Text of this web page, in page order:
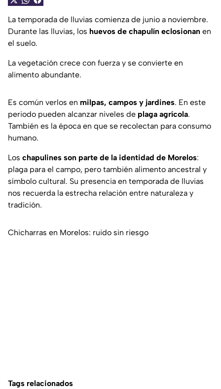
La temporada de lluvias comienza de junio a noviembre.
Durante las lluvias, los huevos de chapulín eclosionan en
el suelo.
La vegetación crece con fuerza y se convierte en
alimento abundante.
Es común verlos en milpas, campos y jardines. En este
periodo pueden alcanzar niveles de plaga agrícola.
También es la época en que se recolectan para consumo
humano.
Los chapulines son parte de la identidad de Morelos:
plaga para el campo, pero también alimento ancestral y
símbolo cultural. Su presencia en temporada de lluvias
nos recuerda la estrecha relación entre naturaleza y
tradición.
Chicharras en Morelos: ruido sin riesgo
Tags relacionados